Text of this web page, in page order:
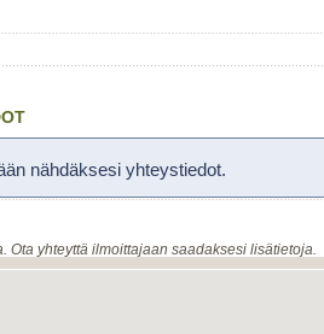
nähdäksesi yhteystiedot.
Ota yhteyttä ilmoittajaan saadaksesi lisätietoja.